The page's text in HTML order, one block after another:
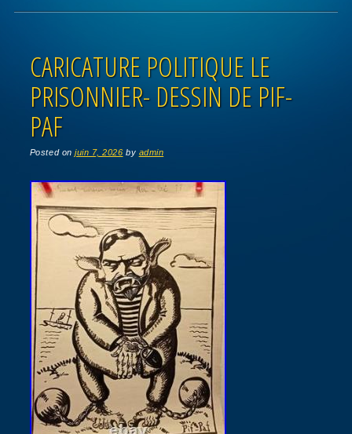
CARICATURE POLITIQUE LE
PRISONNIER- DESSIN DE PIF-
PAF
Posted onjuin 7, 2026 by admin